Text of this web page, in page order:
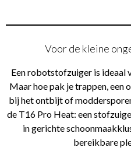
Voor de kleine
Een robotstofzuiger is ideaal
Maar hoe pak je trappen, een
bij het ontbijt of
de T16 Pro Heat: een
in gerichte
bereikbare